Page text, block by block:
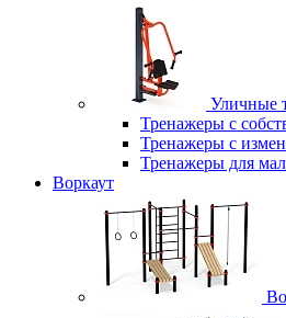
Уличные
Тренажеры с
Тренажеры с
Тренажеры для
Воркаут